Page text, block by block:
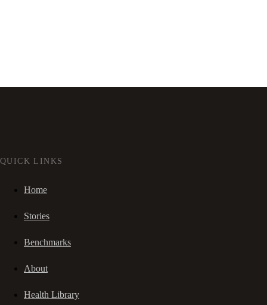
QUICK LINKS
Home
Stories
Benchmarks
About
Health Library